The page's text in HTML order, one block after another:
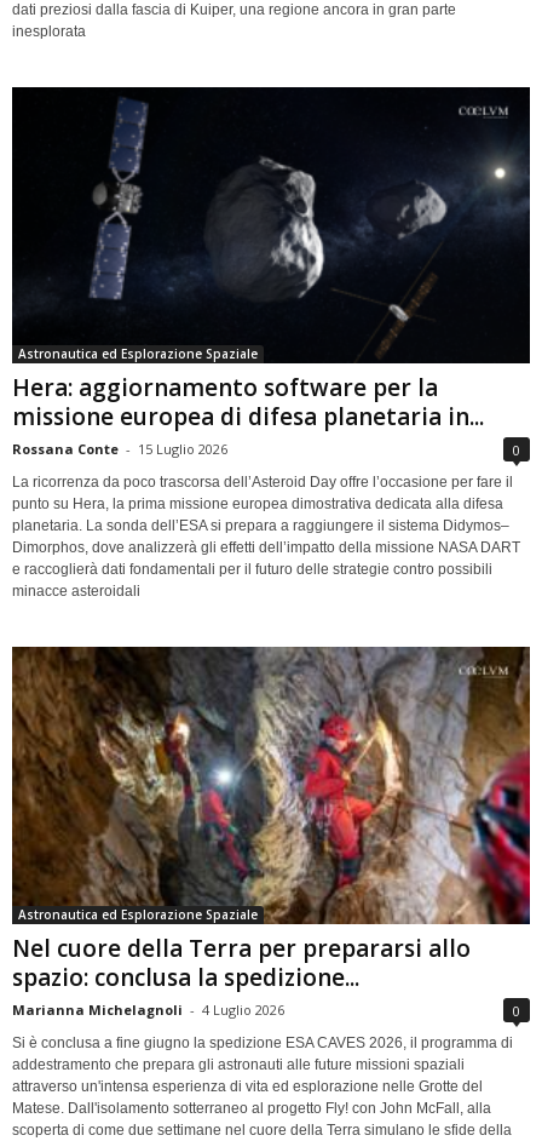
dati preziosi dalla fascia di Kuiper, una regione ancora in gran parte
inesplorata
Astronautica ed Esplorazione Spaziale
Hera: aggiornamento software per la
missione europea di difesa planetaria in...
Rossana Conte - 15 Luglio 2026 0
La ricorrenza da poco trascorsa dell’Asteroid Day offre l’occasione per fare il
punto su Hera, la prima missione europea dimostrativa dedicata alla difesa
planetaria. La sonda dell’ESA si prepara a raggiungere il sistema Didymos–
Dimorphos, dove analizzerà gli effetti dell’impatto della missione NASA DART
e raccoglierà dati fondamentali per il futuro delle strategie contro possibili
minacce asteroidali
Astronautica ed Esplorazione Spaziale
Nel cuore della Terra per prepararsi allo
spazio: conclusa la spedizione...
Marianna Michelagnoli - 4 Luglio 2026 0
Si è conclusa a fine giugno la spedizione ESA CAVES 2026, il programma di
addestramento che prepara gli astronauti alle future missioni spaziali
attraverso un'intensa esperienza di vita ed esplorazione nelle Grotte del
Matese. Dall'isolamento sotterraneo al progetto Fly! con John McFall, alla
scoperta di come due settimane nel cuore della Terra simulano le sfide della